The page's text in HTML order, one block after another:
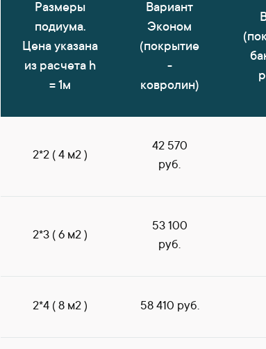
Размеры
подиума.
Цена указана
из расчета h
= 1м
Вариант
Эконом
(покрытие
-
ковролин)
2*2 ( 4 м2 )
42 570
руб.
2*3 ( 6 м2 )
53 100
руб.
2*4 ( 8 м2 ) 58 410 руб.